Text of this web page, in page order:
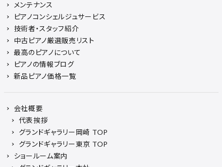
メンテナンス
ピアノコンシェルジュサービス
技術者・スタッフ紹介
中古ピアノ厳選販売リスト
最高のピアノについて
ピアノの情報ブログ
新品ピアノ価格一覧
会社概要
代表挨拶
グランドギャラリー岡崎 TOP
グランドギャラリー東京 TOP
ショールーム案内